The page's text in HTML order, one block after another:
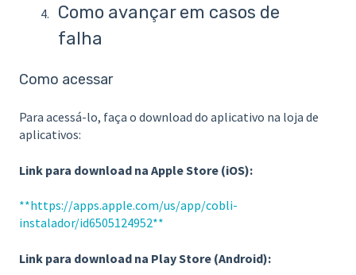
Como avançar em casos de
falha
Como acessar
Para acessá-lo, faça o download do aplicativo na loja de
aplicativos:
Link para download na Apple Store (iOS):
**https://apps.apple.com/us/app/cobli-
instalador/id6505124952**
Link para download na Play Store (Android):